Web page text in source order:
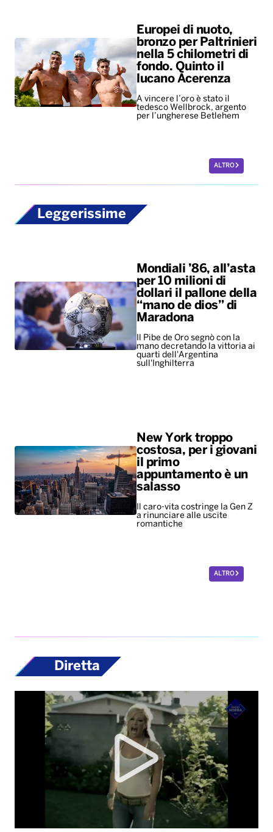
Europei di nuoto,
bronzo per Paltrinieri
nella 5 chilometri di
fondo. Quinto il
lucano Acerenza
A vincere l’oro è stato il
tedesco Wellbrock, argento
per l’ungherese Betlehem
ALTRO
Leggerissime
Mondiali ’86, all’asta
per 10 milioni di
dollari il pallone della
“mano de dios” di
Maradona
Il Pibe de Oro segnò con la
mano decretando la vittoria ai
quarti dell'Argentina
sull'Inghilterra
New York troppo
costosa, per i giovani
il primo
appuntamento è un
salasso
Il caro-vita costringe la Gen Z
a rinunciare alle uscite
romantiche
ALTRO
Diretta